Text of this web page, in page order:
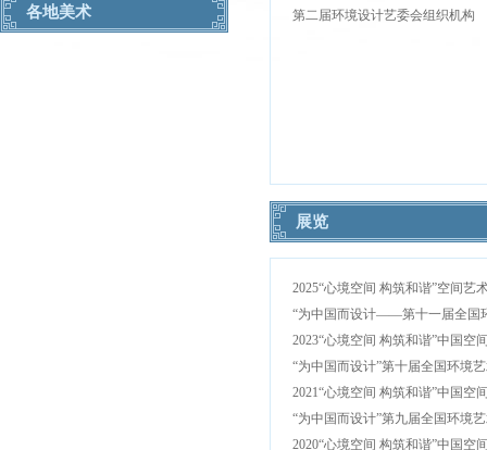
各地美术
第二届环境设计艺委会组织机构
展览